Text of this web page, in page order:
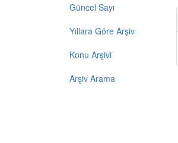
Güncel Sayı
Yıllara Göre Arşiv
Konu Arşivi
Arşiv Arama